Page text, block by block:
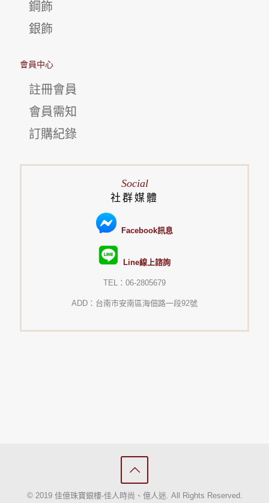
鋼飾
銀飾
會員中心
註冊會員
會員需知
訂購紀錄
Social
社群媒體
Facebook訊息
Line線上諮詢
TEL：06-2805679
ADD：台南市安南區海佃路一段92號
© 2019 佳億珠寶銀樓-佳人時尚、億人迷. All Rights Reserved.